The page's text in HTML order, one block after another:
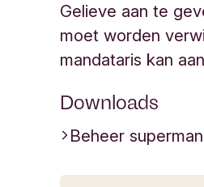
Gelieve aan te
moet worden
mandataris kan
Downloads
Beheer